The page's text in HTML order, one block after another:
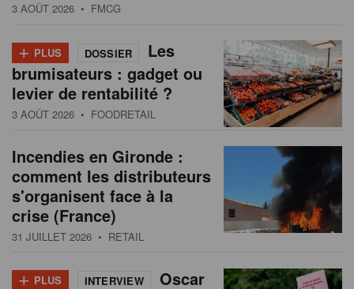
3 AOÛT 2026 • FMCG
+ PLUS DOSSIER
Les
brumisateurs : gadget ou
levier de rentabilité ?
3 AOÛT 2026 • FOODRETAIL
Incendies en Gironde :
comment les distributeurs
s'organisent face à la
crise (France)
31 JUILLET 2026 • RETAIL
+ PLUS INTERVIEW Oscar